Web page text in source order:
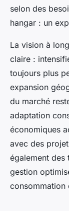
selon des
hangar : un
La vision à
claire :
toujours plus
expansion
du marché
adaptation
économiques
avec des
également des
gestion
consommation